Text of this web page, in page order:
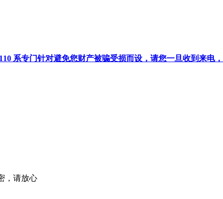
系专门针对避免您财产被骗受损而设，请您一旦收到来电，
，请放心